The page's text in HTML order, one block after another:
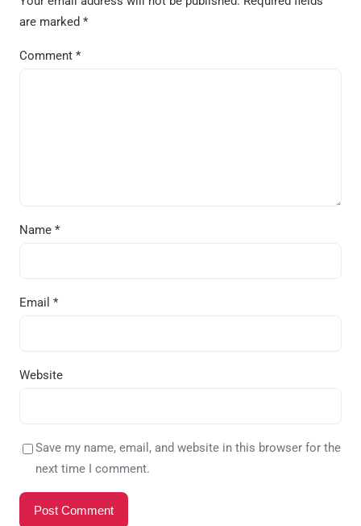
are marked *
Comment *
Name *
Email *
Website
Save my name, email, and website in this browser for the
next time I comment.